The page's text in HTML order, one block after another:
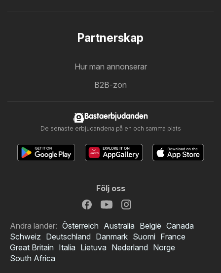
Partnerskap
Hur man annonserar
B2B-zon
Bastaerbjudanden
De senaste erbjudandena på en och samma plats
Följ oss
Andra länder: Österreich Australia België Canada
Schweiz Deutschland Danmark Suomi France
Great Britain Italia Lietuva Nederland Norge
South Africa